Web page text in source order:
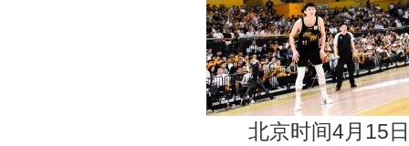
北京时间4月15日